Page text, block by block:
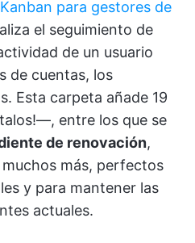
para gestores de
el seguimiento de
de un usuario
de cuentas, los
Esta carpeta añade 19
entre los que se
de renovación,
más, perfectos
y para mantener las
actuales.